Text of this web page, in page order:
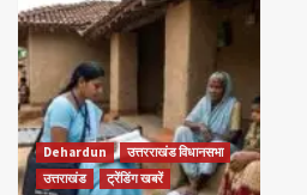
Dehardun
उत्तरराखंड विधानसभा
उत्तराखंड
ट्रेंडिंग खबरें